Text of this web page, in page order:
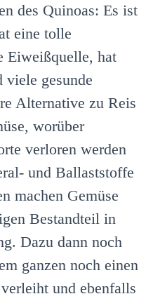
des Quinoas: Es ist
eine tolle
Eiweißquelle, hat
gesunde
Alternative zu Reis
worüber
verloren werden
und Ballaststoffe
machen Gemüse
Bestandteil in
Dazu dann noch
ganzen noch einen
und ebenfalls